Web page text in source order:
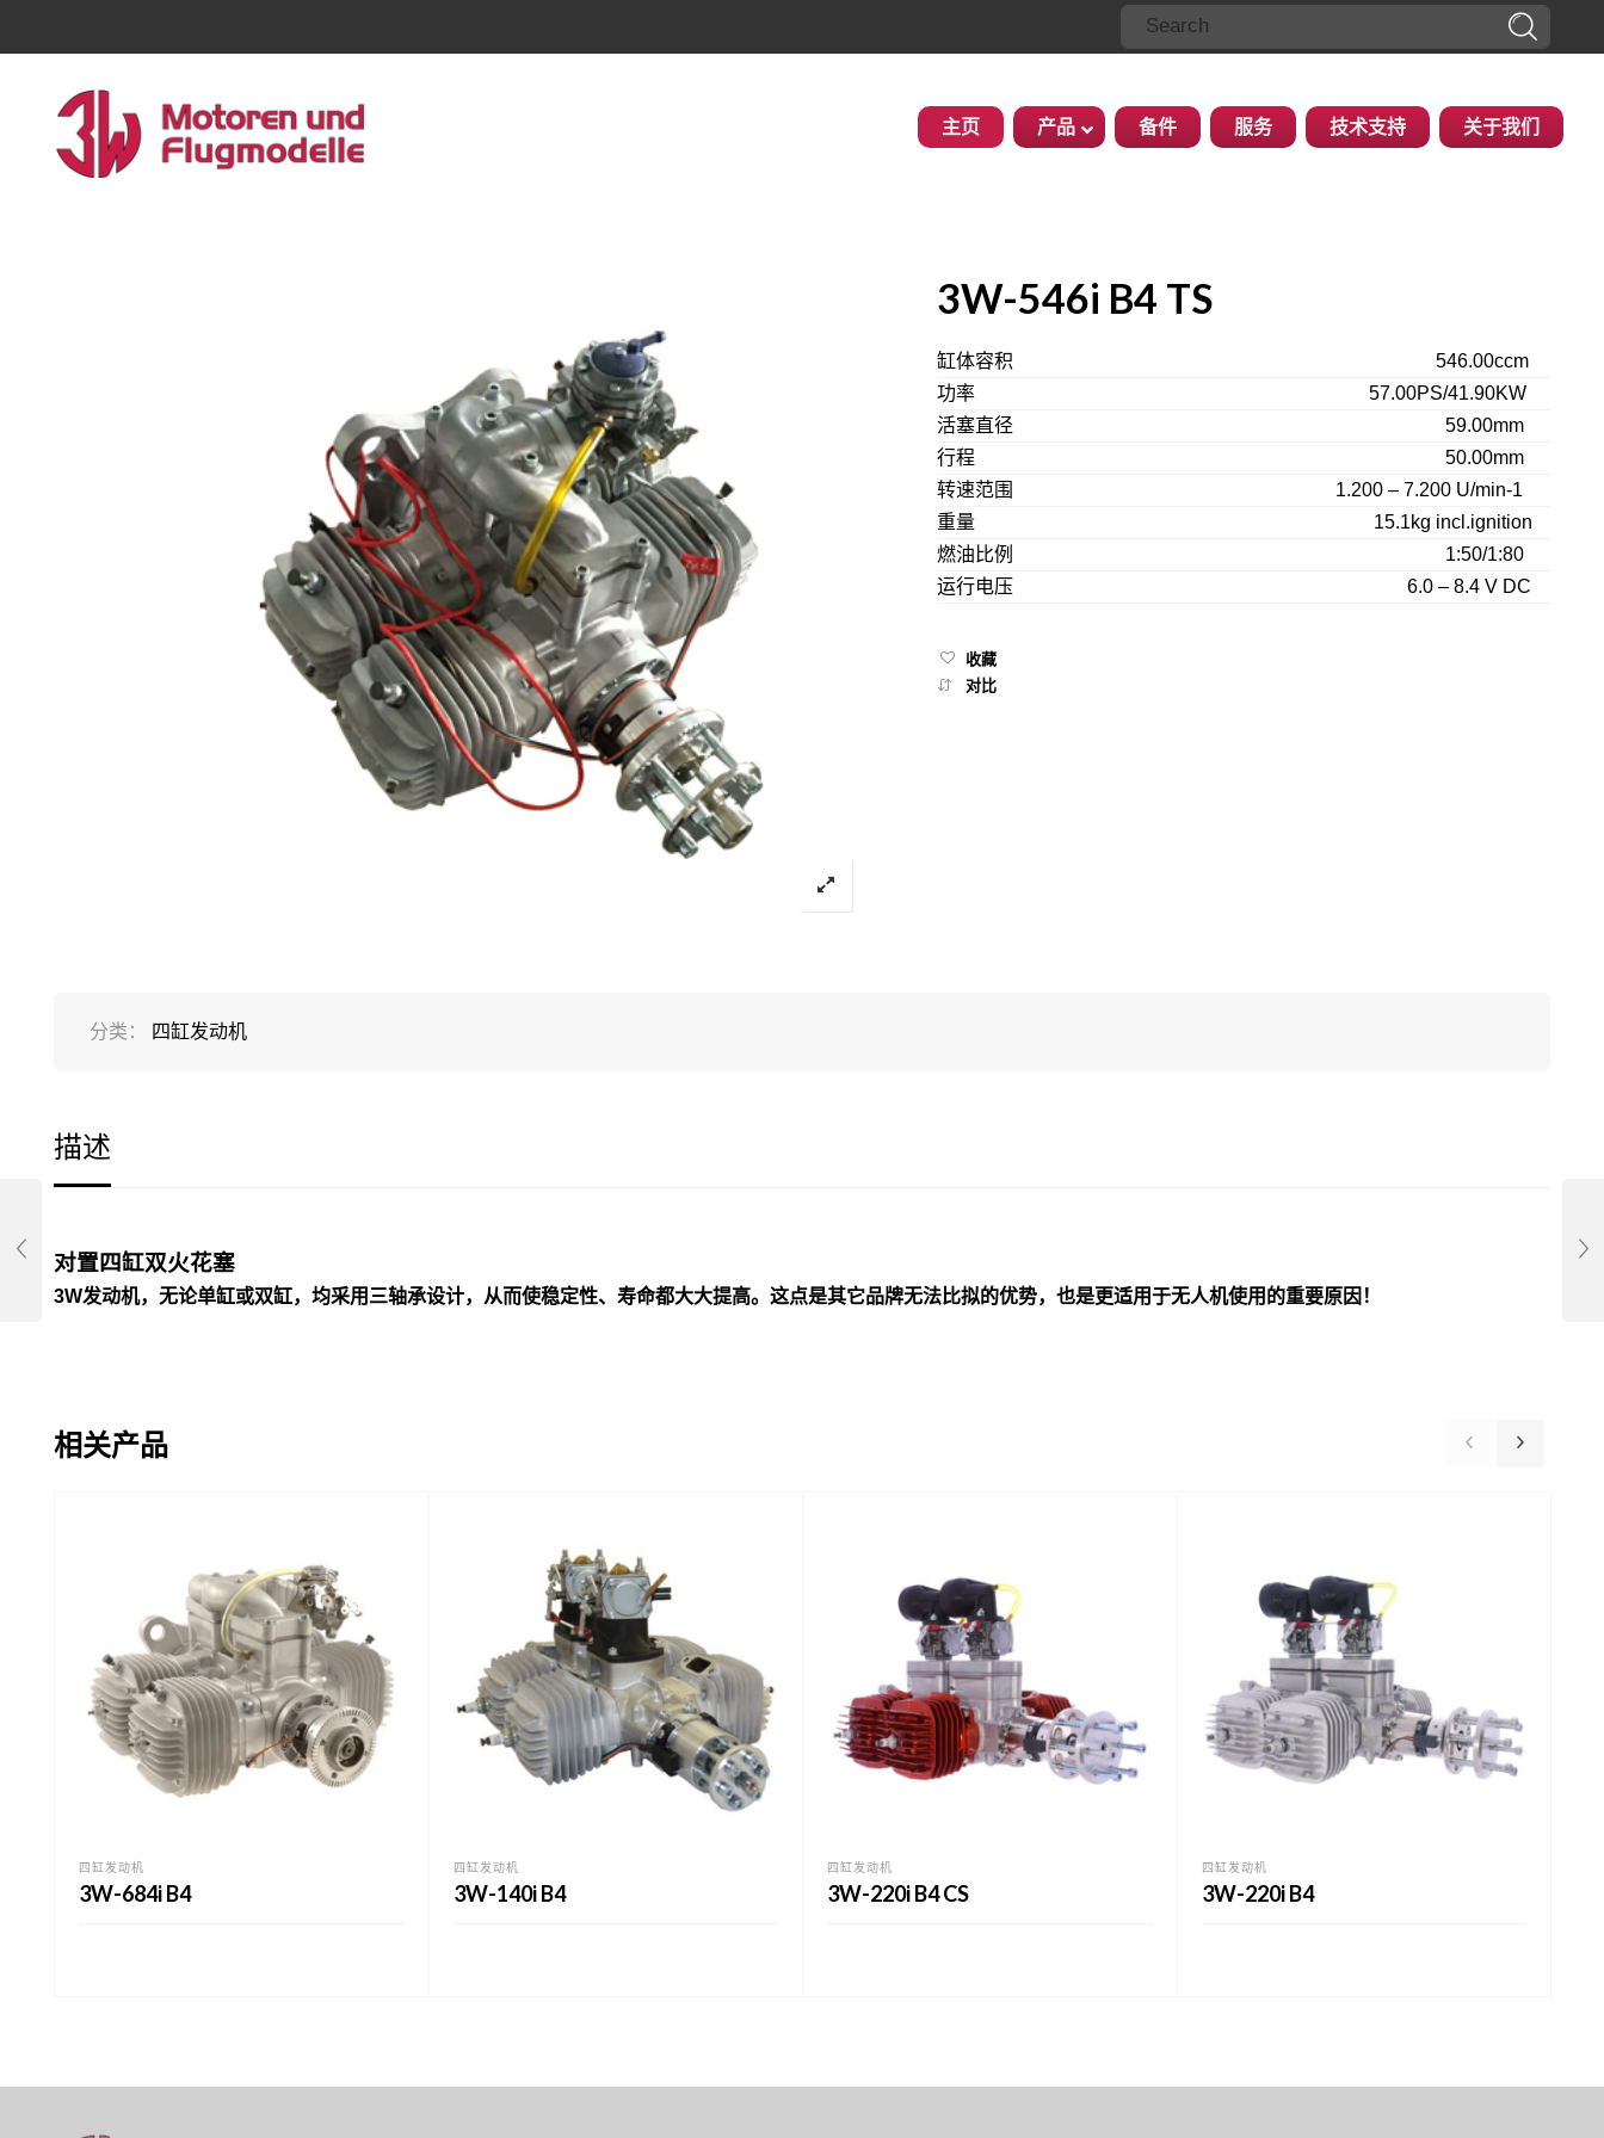
主页 产品 备件 服务 技术支持 关于我们
3W-546i B4 TS
缸体容积
546.00ccm
功率
57.00PS/41.90KW
活塞直径
59.00mm
行程
50.00mm
转速范围
1.200 – 7.200 U/min-1
重量
15.1kg incl.ignition
燃油比例
1:50/1:80
运行电压
6.0 – 8.4 V DC
收藏
对比
分类： 四缸发动机
描述
对置四缸双火花塞
3W发动机，无论单缸或双缸，均采用三轴承设计，从而使稳定性、寿命都大大提高。这点是其它品牌无法比拟的优势，也是更适用于无人机使用的重要原因！
相关产品
四缸发动机
3W-684i B4
四缸发动机
3W-140i B4
四缸发动机
3W-220i B4 CS
四缸发动机
3W-220i B4